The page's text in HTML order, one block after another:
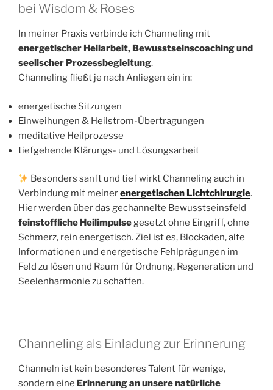
bei Wisdom & Roses
In meiner Praxis verbinde ich Channeling mit
energetischer Heilarbeit, Bewusstseinscoaching und
seelischer Prozessbegleitung.
Channeling fließt je nach Anliegen ein in:
energetische Sitzungen
Einweihungen & Heilstrom-Übertragungen
meditative Heilprozesse
tiefgehende Klärungs- und Lösungsarbeit
Besonders sanft und tief wirkt Channeling auch in
Verbindung mit meinerenergetischen Lichtchirurgie.
Hier werden über das gechannelte Bewusstseinsfeld
feinstoffliche Heilimpulsegesetzt ohne Eingriff, ohne
Schmerz, rein energetisch. Ziel ist es, Blockaden, alte
Informationen und energetische Fehlprägungen im
Feld zu lösen und Raum für Ordnung, Regeneration und
Seelenharmonie zu schaffen.
Channeling als Einladung zur Erinnerung
Channeln ist kein besonderes Talent für wenige,
sondern eine Erinnerung an unsere natürliche